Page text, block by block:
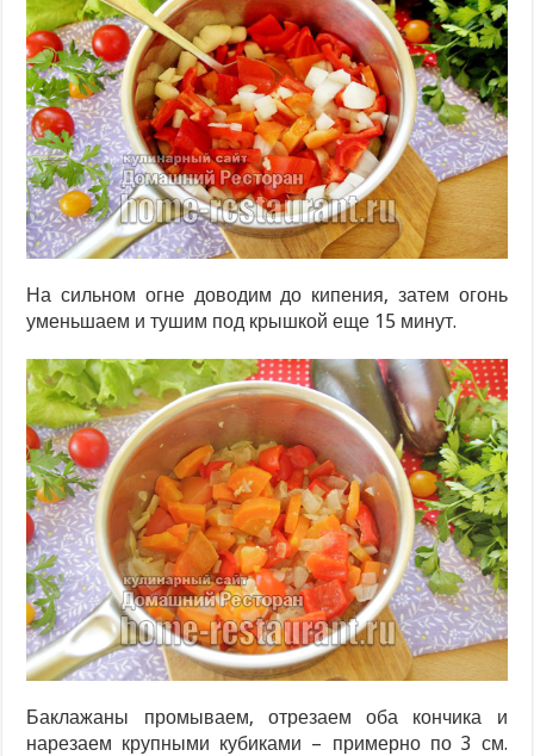
На сильном огне доводим до кипения, затем огонь
уменьшаем и тушим под крышкой еще 15 минут.
Баклажаны промываем, отрезаем оба кончика и
нарезаем крупными кубиками – примерно по 3 см.